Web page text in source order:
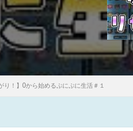
！】0から始めるぷにぷに生活＃１